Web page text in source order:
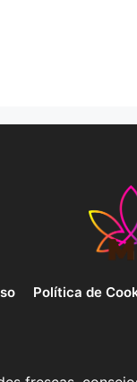
Política de